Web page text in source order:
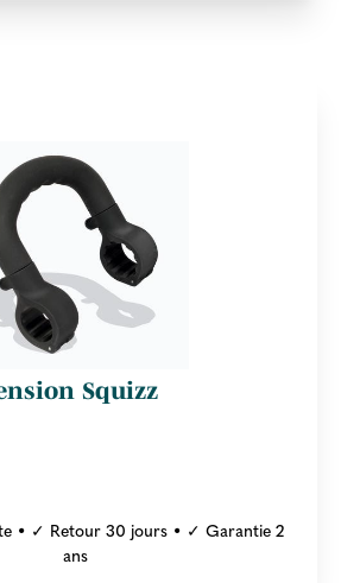
Squizz
• ✓ Retour 30 jours • ✓ Garantie 2
ans